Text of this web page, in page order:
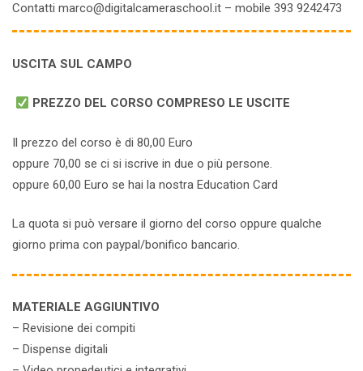
Contatti marco@digitalcameraschool.it – mobile 393 9242473
USCITA SUL CAMPO
PREZZO DEL CORSO COMPRESO LE USCITE
Il prezzo del corso è di 80,00 Euro
oppure 70,00 se ci si iscrive in due o più persone.
oppure 60,00 Euro se hai la nostra Education Card
La quota si può versare il giorno del corso oppure qualche
giorno prima con paypal/bonifico bancario.
MATERIALE AGGIUNTIVO
– Revisione dei compiti
– Dispense digitali